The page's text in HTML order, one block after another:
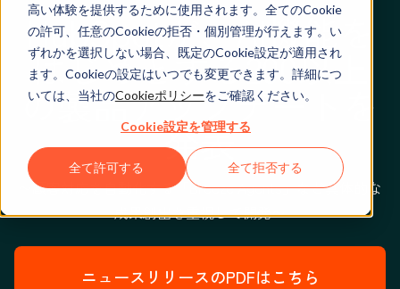
高い体験を提供するために使用されます。全てのCookie
の許可、任意のCookieの拒否・個別管理が行えます。い
ずれかを選択しない場合、既定のCookie設定が適用され
ます。Cookieの設定はいつでも変更できます。詳細につ
いては、当社のCookieポリシーをご確認ください。
Cookie設定を管理する
全て許可する 全て拒否する
HubSpotが、AI機能を
はじめとする200以上
の製品アップデートを
発表
〜顧客対応を自動化する「Breeze Agents」など具体的な
成果創出を重視して開発〜
ニュースリリースのPDFはこちら